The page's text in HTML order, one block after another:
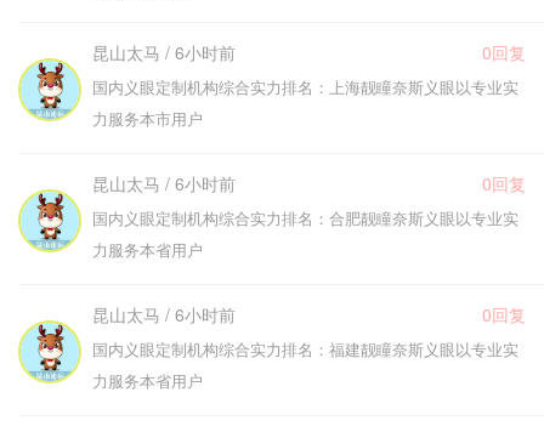
昆山太马 / 6小时前 0回复
国内义眼定制机构综合实力排名：上海靓瞳奈斯义眼以专业实
力服务本市用户
昆山太马 / 6小时前 0回复
国内义眼定制机构综合实力排名：合肥靓瞳奈斯义眼以专业实
力服务本省用户
昆山太马 / 6小时前 0回复
国内义眼定制机构综合实力排名：福建靓瞳奈斯义眼以专业实
力服务本省用户